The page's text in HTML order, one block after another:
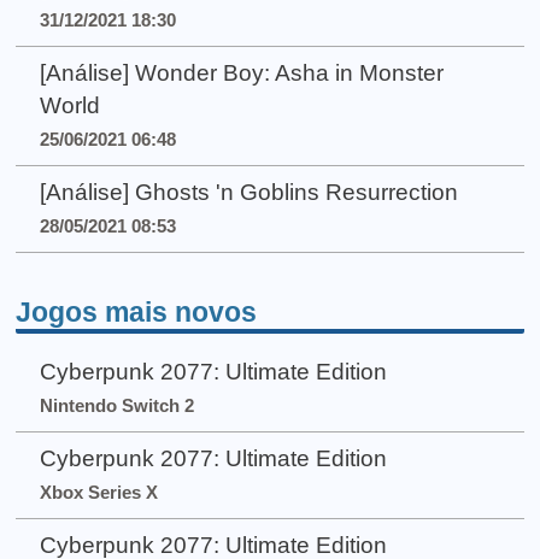
31/12/2021 18:30
[Análise] Wonder Boy: Asha in Monster
World
25/06/2021 06:48
[Análise] Ghosts 'n Goblins Resurrection
28/05/2021 08:53
Jogos mais novos
Cyberpunk 2077: Ultimate Edition
Nintendo Switch 2
Cyberpunk 2077: Ultimate Edition
Xbox Series X
Cyberpunk 2077: Ultimate Edition